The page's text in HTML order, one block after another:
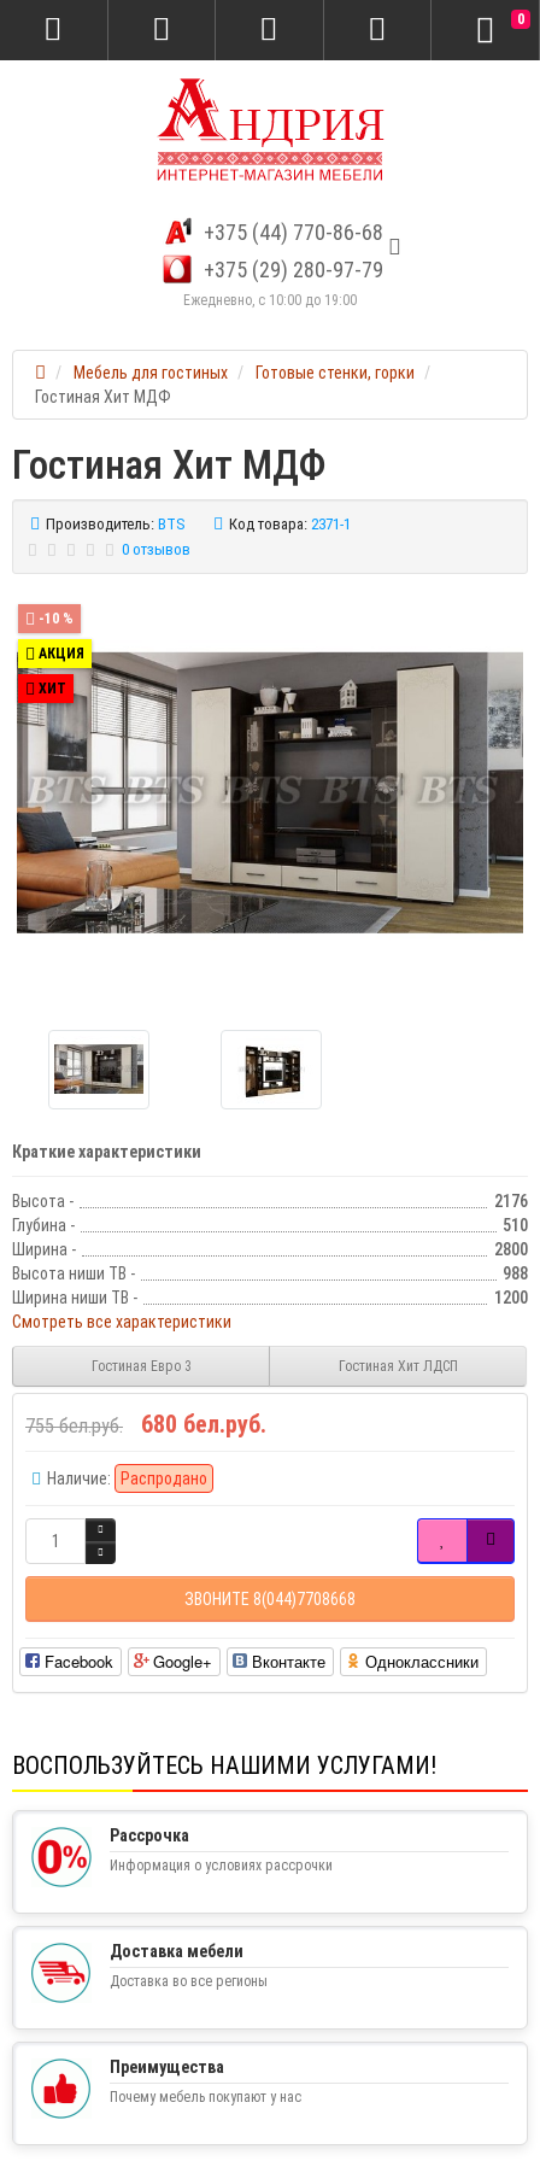
+375 (44) 770-86-68
+375 (29) 280-97-79
Ежедневно, с 10:00 до 19:00
0
Мебель для гостиных
Готовые стенки, горки
Гостиная Хит МДФ
Гостиная Хит МДФ
Производитель: BTS Код товара: 2371-1
0 отзывов
-10 %
АКЦИЯ
ХИТ
Краткие характеристики
Высота -
2176
Глубина -
510
Ширина -
2800
Высота ниши ТВ -
988
Ширина ниши ТВ -
1200
Смотреть все характеристики
Гостиная Евро 3 Гостиная Хит ЛДСП
755 бел.руб. 680 бел.руб.
Наличие: Распродано
ЗВОНИТЕ 8(044)7708668
Facebook Google+ Вконтакте Одноклассники
ВОСПОЛЬЗУЙТЕСЬ НАШИМИ УСЛУГАМИ!
Рассрочка
Информация о условиях рассрочки
Доставка мебели
Доставка во все регионы
Преимущества
Почему мебель покупают у нас